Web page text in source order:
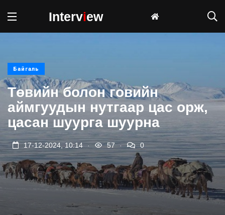
Interview
Байгаль
Төвийн болон говийн
аймгуудын нутгаар цас орж,
цасан шуурга шуурна
17-12-2024, 10:14 . 57 . 0